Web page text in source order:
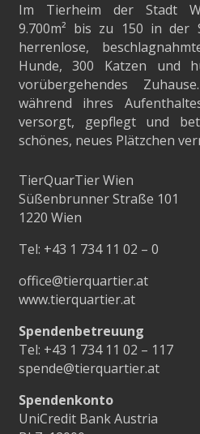
Im Tierheim der Stadt
9.700m² bis zu 150 in der
herrenlose,
Hunde, 300 Katzen und
vorübergehendes
während ihres
versorgt, gepflegt und
schönes, neues Plätzchen
TierQuarTier Wien
Süßenbrunner Straße 101
1220 Wien
Tel: +43 1 734 11 02 – 0
office@tierquartier.at
www.tierquartier.at
Spendenbetreuung
Tel: +43 1 734 11 02 – 117
spende@tierquartier.at
Spendenkonto
UniCredit Bank Austria